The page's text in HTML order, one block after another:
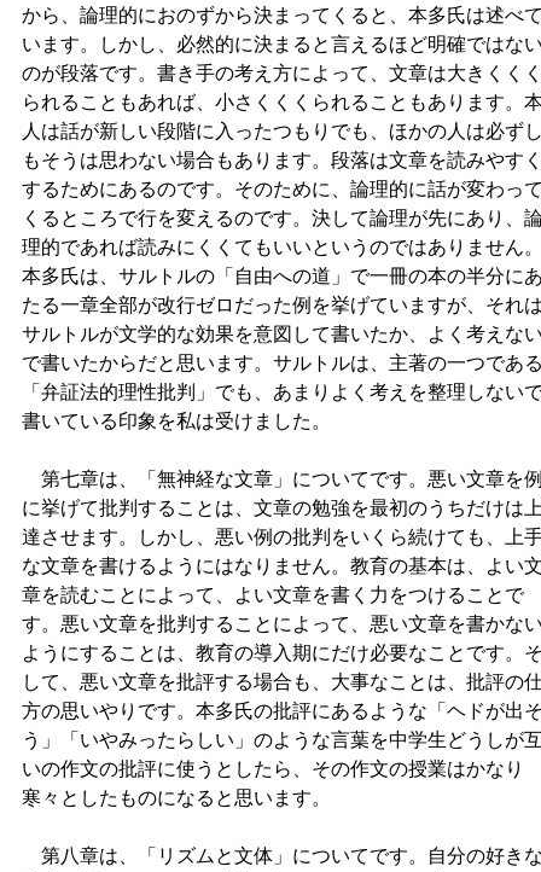
から、論理的におのずから決まってくると、本多氏は述べ
います。しかし、必然的に決まると言えるほど明確ではな
のが段落です。書き手の考え方によって、文章は大きくく
られることもあれば、小さくくくられることもあります。
人は話が新しい段階に入ったつもりでも、ほかの人は必ず
もそうは思わない場合もあります。段落は文章を読みやす
するためにあるのです。そのために、論理的に話が変わっ
くるところで行を変えるのです。決して論理が先にあり、
理的であれば読みにくくてもいいというのではありません
本多氏は、サルトルの「自由への道」で一冊の本の半分に
たる一章全部が改行ゼロだった例を挙げていますが、それ
サルトルが文学的な効果を意図して書いたか、よく考えな
で書いたからだと思います。サルトルは、主著の一つであ
「弁証法的理性批判」でも、あまりよく考えを整理しない
書いている印象を私は受けました。
第七章は、「無神経な文章」についてです。悪い文章を
に挙げて批判することは、文章の勉強を最初のうちだけは
達させます。しかし、悪い例の批判をいくら続けても、上
な文章を書けるようにはなりません。教育の基本は、よい
章を読むことによって、よい文章を書く力をつけることで
す。悪い文章を批判することによって、悪い文章を書かな
ようにすることは、教育の導入期にだけ必要なことです。
して、悪い文章を批評する場合も、大事なことは、批評の
方の思いやりです。本多氏の批評にあるような「ヘドが出
う」「いやみったらしい」のような言葉を中学生どうしが
いの作文の批評に使うとしたら、その作文の授業はかなり
寒々としたものになると思います。
第八章は、「リズムと文体」についてです。自分の好き